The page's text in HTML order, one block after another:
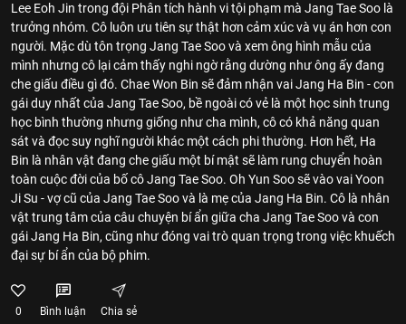
Lee Eoh Jin trong đội Phân tích hành vi tội phạm mà Jang Tae Soo là
trưởng nhóm. Cô luôn ưu tiên sự thật hơn cảm xúc và vụ án hơn con
người. Mặc dù tôn trọng Jang Tae Soo và xem ông hình mẫu của
mình nhưng cô lại cảm thấy nghi ngờ rằng dường như ông ấy đang
che giấu điều gì đó. Chae Won Bin sẽ đảm nhận vai Jang Ha Bin - con
gái duy nhất của Jang Tae Soo, bề ngoài có vẻ là một học sinh trung
học bình thường nhưng giống như cha mình, cô có khả năng quan
sát và đọc suy nghĩ người khác một cách phi thường. Hơn hết, Ha
Bin là nhân vật đang che giấu một bí mật sẽ làm rung chuyển hoàn
toàn cuộc đời của bố cô Jang Tae Soo. Oh Yun Soo sẽ vào vai Yoon
Ji Su - vợ cũ của Jang Tae Soo và là mẹ của Jang Ha Bin. Cô là nhân
vật trung tâm của câu chuyện bí ẩn giữa cha Jang Tae Soo và con
gái Jang Ha Bin, cũng như đóng vai trò quan trọng trong việc khuếch
đại sự bí ẩn của bộ phim.
0 Bình luận Chia sẻ